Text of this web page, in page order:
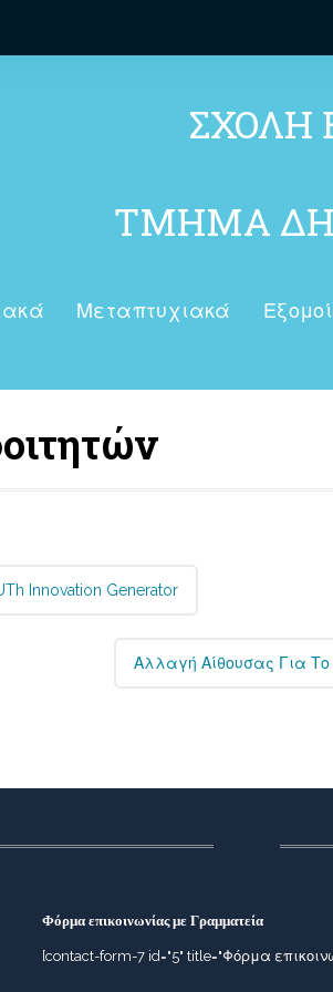
ΣΧΟΛΗ
ΤΜΗΜΑ
Μεταπτυχιακά
Innovation Generator
Αλλαγή Αίθουσας Για Το
Φόρμα επικοινωνίας με Γραμματεία
[contact-form-7 id="5" title="Φόρμα